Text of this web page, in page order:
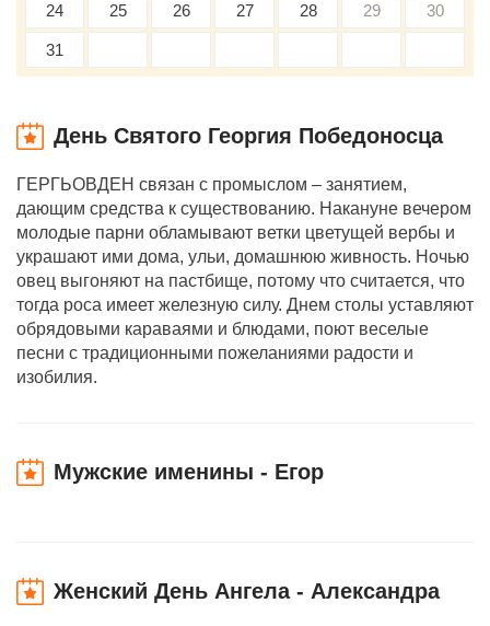
24 25 26 27 28 29 30
31
День Святого Георгия Победоносца
ГЕРГЬОВДЕН связан с промыслом – занятием,
дающим средства к существованию. Накануне вечером
молодые парни обламывают ветки цветущей вербы и
украшают ими дома, ульи, домашнюю живность. Ночью
овец выгоняют на пастбище, потому что считается, что
тогда роса имеет железную силу. Днем столы уставляют
обрядовыми караваями и блюдами, поют веселые
песни с традиционными пожеланиями радости и
изобилия.
Мужские именины - Егор
Женский День Ангела - Александра